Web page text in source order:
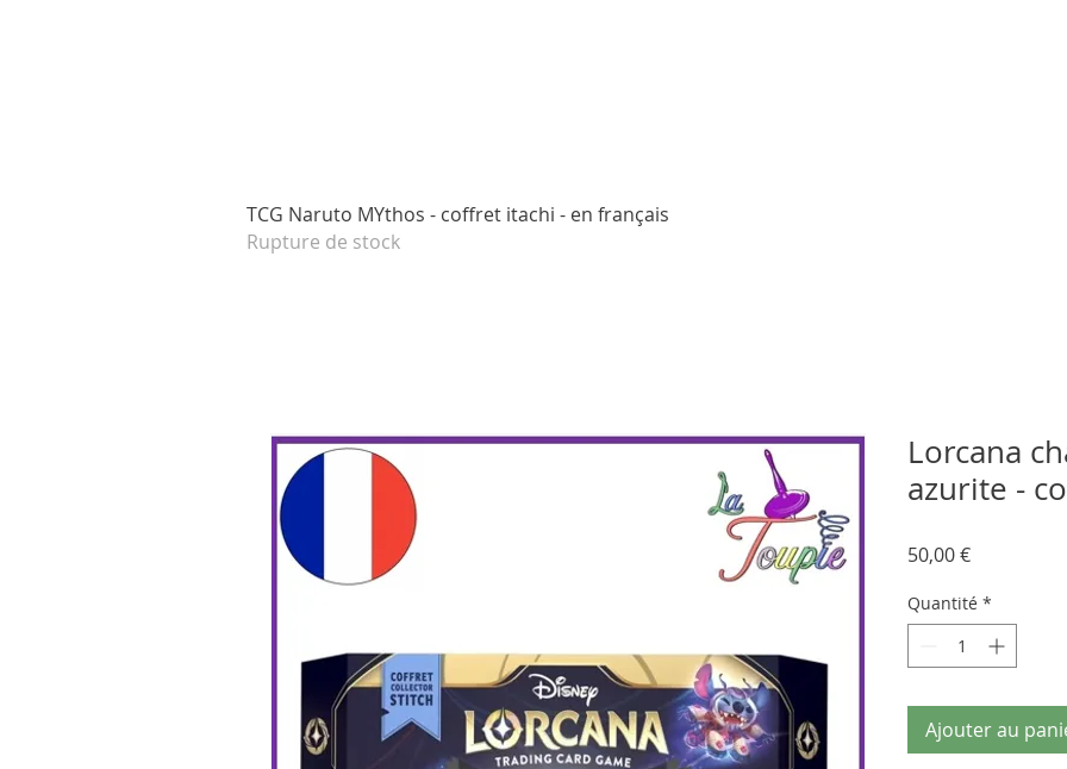
Lorcana
azurite -
50,00 €Prix
Quantité *
Ajouter au
TCG Naruto MYthos - coffret itachi - en français
Rupture de stock